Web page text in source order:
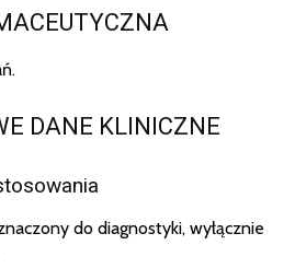
DANE KLINICZNE
do diagnostyki, wyłącznie